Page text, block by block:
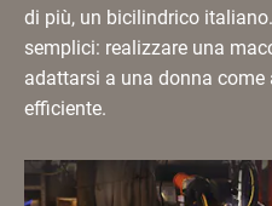
di più, un bicilindrico
semplici: realizzare una
adattarsi a una donna come
efficiente.